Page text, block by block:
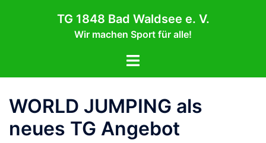
TG 1848 Bad Waldsee e. V.
Wir machen Sport für alle!
Menü
WORLD JUMPING als
neues TG Angebot